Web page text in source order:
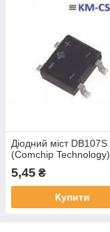
Діодний міст DB107S
(Comchip Technology)
5,45 ₴
Купити